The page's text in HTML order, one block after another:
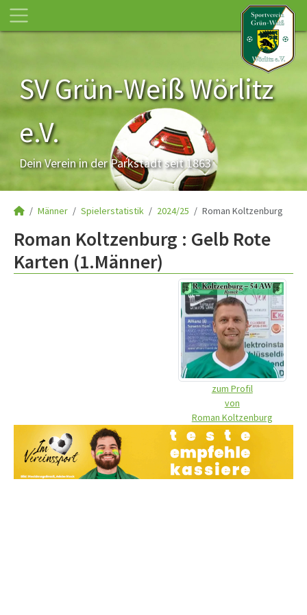
SV Grün-Weiß Wörlitz
e.V.
Dein Verein in der Parkstadt seit 1863
Männer Spielerstatistik 2024/25 Roman Koltzenburg
Roman Koltzenburg : Gelb Rote
Karten (1.Männer)
zum Profil
von
Roman Koltzenburg